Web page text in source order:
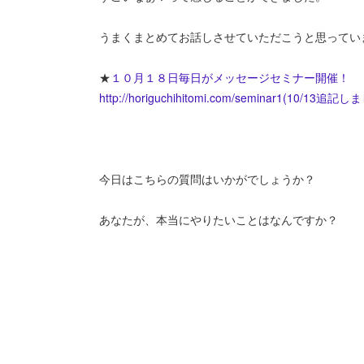
うまくまとめてお話しさせていただこうと思って
★ １０月１８日毎日がメッセージセミナー開催！
http://horiguchihitomi.com/seminar1(10/13追記しま
今日はこちらの質問はいかがでしょうか？
あなたが、本当にやりたいことはなんですか？